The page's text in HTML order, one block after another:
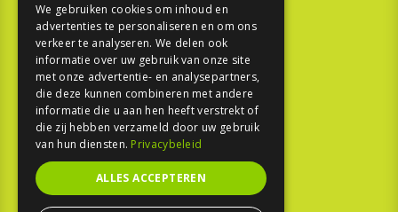
TESTEN
SPORT
REPORTAGE
TOUREN
NIEUWSBRIEF
We gebruiken cookies om inhoud en
advertenties te personaliseren en om ons
verkeer te analyseren. We delen ook
informatie over uw gebruik van onze site
met onze advertentie- en analysepartners,
die deze kunnen combineren met andere
informatie die u aan hen heeft verstrekt of
die zij hebben verzameld door uw gebruik
van hun diensten. Privacybeleid
ALLES ACCEPTEREN